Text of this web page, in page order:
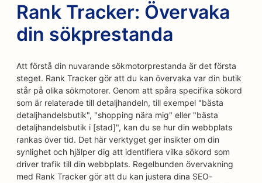
Rank Tracker: Övervaka
din sökprestanda
Att förstå din nuvarande sökmotorprestanda är det första
steget. Rank Tracker gör att du kan övervaka var din butik
står på olika sökmotorer. Genom att spåra specifika sökord
som är relaterade till detaljhandeln, till exempel "bästa
detaljhandelsbutik", "shopping nära mig" eller "bästa
detaljhandelsbutik i [stad]", kan du se hur din webbplats
rankas över tid. Det här verktyget ger insikter om din
synlighet och hjälper dig att identifiera vilka sökord som
driver trafik till din webbplats. Regelbunden övervakning
med Rank Tracker gör att du kan justera dina SEO-